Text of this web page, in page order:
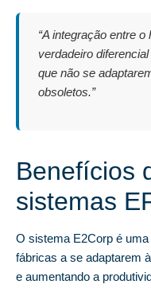
“A integração entre
verdadeiro
que não se
obsoletos.”
Benefícios
sistemas
O sistema E2Corp é
fábricas a se adaptarem
e aumentando a